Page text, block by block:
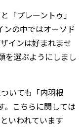
「プレーントゥ」
ンの中ではオーソド
インは好まれませ
を選ぶようにしまし
いても「内羽根
。こちらに関しては
いわれています